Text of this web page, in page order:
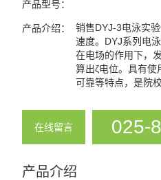
产品型号：
产品介绍：
销售DYJ-3电泳实
速度。DYJ系列电
在电场的作用下，
算出ζ电位。具有
可靠等特点，是院
在线留言 025-
产品介绍